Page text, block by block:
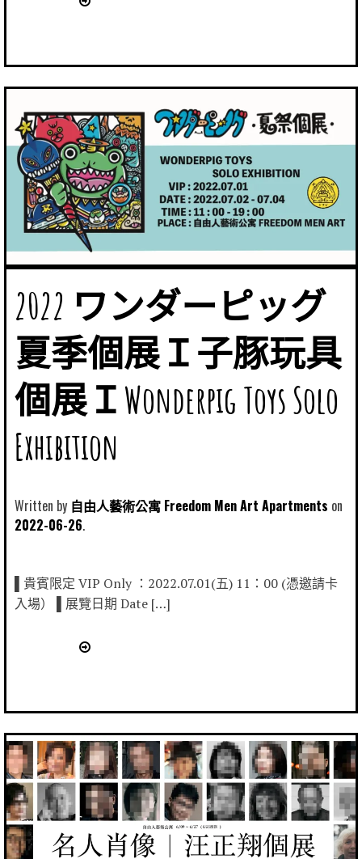
2022 ワンダーピッグ
夏季個展Ｉ子豚玩具
個展ＩWonderpig Toys Solo
Exhibition
Written by 自由人藝術公寓 Freedom Men Art Apartments
2022-06-26
▌貴賓限定 VIP Only ：2022.07.01(五) 11：00 (憑邀請卡
入場） ▌展覽日期 Date […]